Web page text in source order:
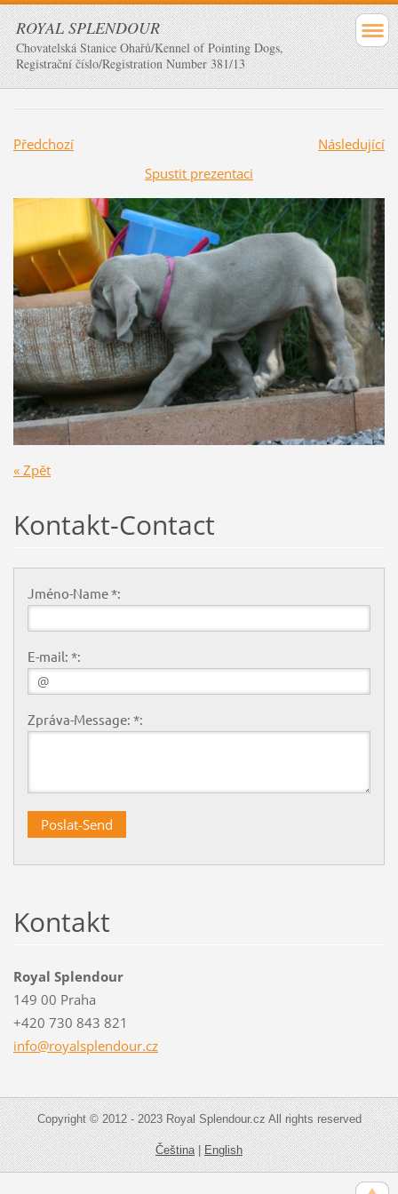
ROYAL SPLENDOUR
Chovatelská Stanice Ohařů/Kennel of Pointing Dogs,
Registrační číslo/Registration Number 381/13
Předchozí
Následující
Spustit prezentaci
« Zpět
Kontakt-Contact
Jméno-Name *:
E-mail: *:
Zpráva-Message: *:
Kontakt
Royal Splendour
149 00 Praha
+420 730 843 821
info@royalsplendour.cz
Copyright © 2012 - 2023 Royal Splendour.cz All rights reserved
Čeština|English